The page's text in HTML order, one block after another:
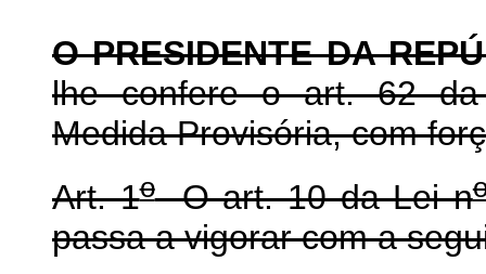
O PRESIDENTE DA
lhe confere o art. 62 da
Medida Provisória, com
Art. 1oO art. 10 da Lei n
passa a vigorar com a